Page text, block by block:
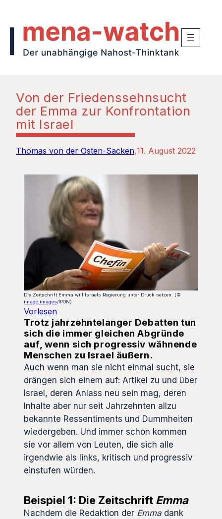
Von der Friedenssehnsucht
der Emma zur Konfrontation
mit Israel
Thomas von der Osten-Sacken 11. August 2022
Die Zeitschrift Emma will Israels Regierung unter Druck setzen. (©
imago images/IPON)
Vorlesen
Trotz jahrzehntelanger Debatten tun
sich die immer gleichen Abgründe
auf, wenn sich progressiv wähnende
Menschen zu Israel äußern.
Auch wenn man sie nicht einmal sucht, sie
drängen sich einem auf: Artikel zu und über
Israel, deren Anlass neu sein mag, deren
Inhalte aber nur seit Jahrzehnten allzu
bekannte Ressentiments und Dummheiten
wiedergeben. Und immer schon kommen
sie vor allem von Leuten, die sich alle
irgendwie als links, kritisch und progressiv
einstufen würden.
Beispiel 1: Die Zeitschrift Emma
Nachdem die Redaktion der Emma dank